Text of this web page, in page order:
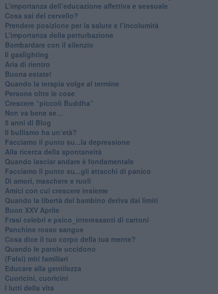
​L’importanza dell’educazione affettiva e sessuale
​Cosa sai del cervello?
Prendere posizione per la salute e l’incolumità
L’importanza della perturbazione
​Bombardare con il silenzio
Il gaslighting
Aria di rientro
Buona estate!
​Quando la terapia volge al termine
​Persone oltre le cose
​Crescere “piccoli Buddha”
Non va bene se…
​5 anni di Blog
​Il bullismo ha un’età?
Facciamo il punto su...la depressione
​Alla ricerca della spontaneità
​Quando lasciar andare è fondamentale
Facciamo il punto su...gli attacchi di panico
Di amori, maschere e ruoli
​Amici con cui crescere insieme
​Quando la libertà del bambino deriva dai limiti
Buon XXV Aprile
​Frasi celebri e psico_interessanti di cartoni
​Panchine rosso sangue
​Cosa dice il tuo corpo della tua mente?
​Quando le parole uccidono
​(Falsi) miti familiari
​Educare alla gentilezza
​Cuoricini, cuoricini
I lutti della vita